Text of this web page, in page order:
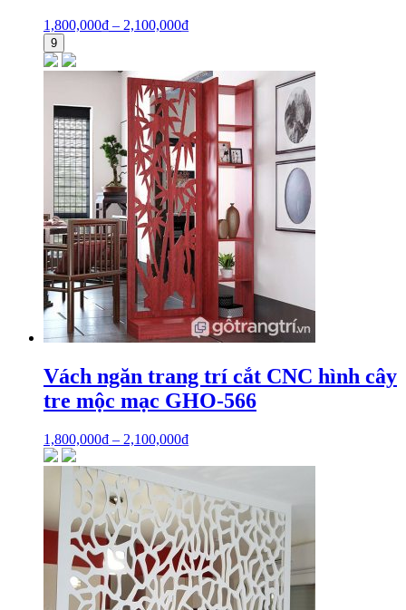
1,800,000₫ – 2,100,000₫
9
Vách ngăn trang trí cắt CNC hình cây
tre mộc mạc GHO-566
1,800,000₫ – 2,100,000₫